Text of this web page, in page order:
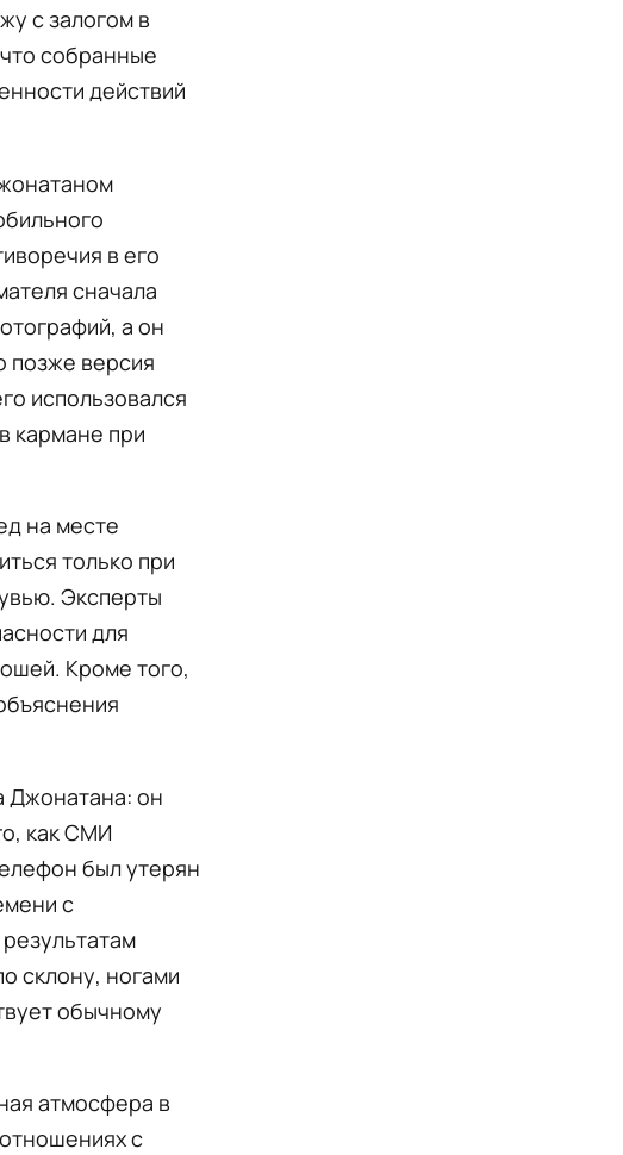
с залогом в
собранные
действий
в его
сначала
а он
позже версия
использовался
кармане при
на месте
только при
Эксперты
для
Кроме того,
Джонатана: он
как СМИ
был утерян
с
склону, ногами
обычному
атмосфера в
с